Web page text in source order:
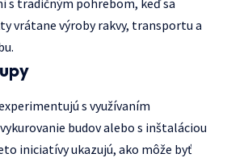
s tradičným pohrebom, keď sa
vrátane výroby rakvy, transportu a
s využívaním
budov alebo s inštaláciou
iniciatívy ukazujú, ako môže byť